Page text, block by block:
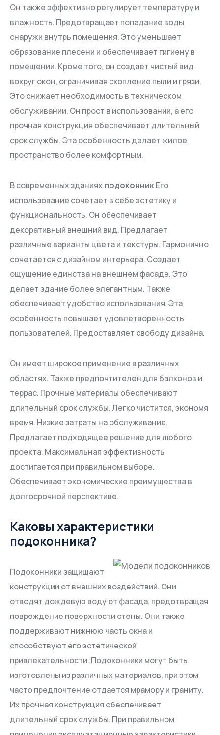
Он также эффективно регулирует температуру и
влажность. Предотвращает попадание воды
снаружи внутрь помещения. Это уменьшает
образование плесени и обеспечивает гигиену в
помещении. Кроме того, он создает чистый вид
вокруг окон, ограничивая скопление пыли и грязи.
Это снижает необходимость в техническом
обслуживании. Он прост в использовании, а его
прочная конструкция обеспечивает длительный
срок службы. Эта особенность делает жилое
пространство более комфортным.
В современных зданиях подоконникЕго
использование сочетает в себе эстетику и
функциональность. Он обеспечивает
декоративный внешний вид. Предлагает
различные варианты цвета и текстуры. Гармонично
сочетается с дизайном интерьера. Создает
ощущение единства на внешнем фасаде. Это
делает здание более элегантным. Также
обеспечивает удобство использования. Эта
особенность повышает удовлетворенность
пользователей. Предоставляет свободу дизайна.
Он имеет широкое применение в различных
областях. Также предпочтителен для балконов и
террас. Прочные материалы обеспечивают
длительный срок службы. Легко чистится, экономя
время. Низкие затраты на обслуживание.
Предлагает подходящее решение для любого
проекта. Максимальная эффективность
достигается при правильном выборе.
Обеспечивает экономические преимущества в
долгосрочной перспективе.
Каковы характеристики
подоконника?
Подоконники защищают
конструкции от внешних воздействий. Они
отводят дождевую воду от фасада, предотвращая
повреждение поверхности стены. Они также
поддерживают нижнюю часть окна и
способствуют его эстетической
привлекательности. Подоконники могут быть
изготовлены из различных материалов, при этом
часто предпочтение отдается мрамору и граниту.
Их прочная конструкция обеспечивает
длительный срок службы. При правильном